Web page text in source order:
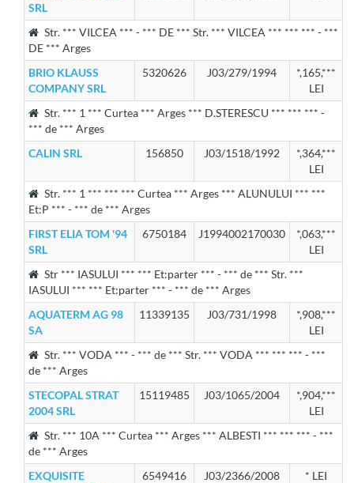
SRL
Str. *** VILCEA *** - *** DE *** Str. *** VILCEA *** *** *** - ***
DE *** Arges
BRIO KLAUSS
COMPANY SRL
5320626 J03/279/1994
*,165,***
LEI
Str. *** 1 *** Curtea *** Arges *** D.STERESCU *** *** *** -
*** de *** Arges
CALIN SRL
156850 J03/1518/1992
*,364,***
LEI
Str. *** 1 *** *** *** Curtea *** Arges *** ALUNULUI *** ***
Et:P *** - *** de *** Arges
FIRST ELIA TOM '94
SRL
6750184 J1994002170030
*,063,***
LEI
Str *** IASULUI *** *** Et:parter *** - *** de *** Str. ***
IASULUI *** *** Et:parter *** - *** de *** Arges
AQUATERM AG 98
SA
11339135 J03/731/1998
*,908,***
LEI
Str. *** VODA *** - *** de *** Str. *** VODA *** *** *** - ***
de *** Arges
STECOPAL STRAT
2004 SRL
15119485 J03/1065/2004
*,904,***
LEI
Str. *** 10A *** Curtea *** Arges *** ALBESTI *** *** *** - ***
de *** Arges
EXQUISITE
6549416 J03/2366/2008 * LEI